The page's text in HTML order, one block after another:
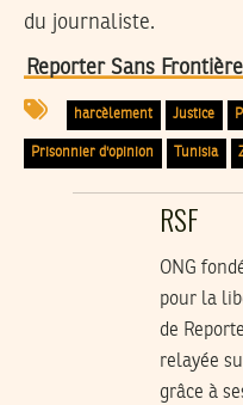
du journaliste.
Reporter Sans
harcèlement Justice
Prisonnier d'opinion Tunisia
RSF
ONG
pour la
de
relayée
grâce à